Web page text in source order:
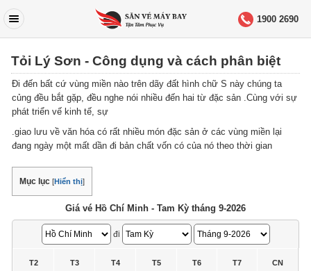
1900 2690
Tỏi Lý Sơn - Công dụng và cách phân biệt
Đi đến bất cứ vùng miền nào trên dãy đất hình chữ S này chúng ta
củng đều bắt gặp, đều nghe nói nhiều đến hai từ đặc sản .Cùng với sự
phát triển vế kinh tế, sự
.giao lưu về văn hóa có rất nhiều món đặc sản ở các vùng miền lại
đang ngày một mất dần đi bản chất vốn có của nó theo thời gian
Mục lục [Hiển thị]
Giá vé Hồ Chí Minh - Tam Kỳ tháng 9-2026
đi
T2 T3 T4 T5 T6 T7 CN